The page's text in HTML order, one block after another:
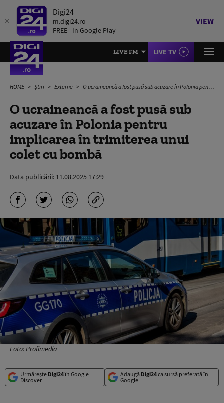
Digi24
m.digi24.ro
FREE - In Google Play
VIEW
LIVE FM LIVE TV
HOME Știri Externe O ucraineancă a fost pusă sub acuzare în Polonia pentru implicarea în trimiterea unui colet cu bombă
O ucraineancă a fost pusă sub
acuzare în Polonia pentru
implicarea în trimiterea unui
colet cu bombă
Data publicării: 11.08.2025 17:29
Foto: Profimedia
Urmărește Digi24în Google
Discover
Adaugă Digi24ca sursă preferată în
Google